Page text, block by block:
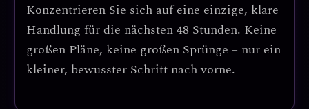
Konzentrieren Sie sich auf eine einzige, klare
Handlung für die nächsten 48 Stunden. Keine
großen Pläne, keine großen Sprünge – nur ein
kleiner, bewusster Schritt nach vorne.